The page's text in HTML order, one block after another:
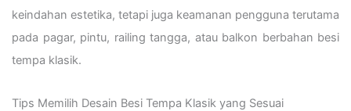
keindahan estetika, tetapi juga keamanan pengguna terutama
pada pagar, pintu, railing tangga, atau balkon berbahan besi
tempa klasik.
Tips Memilih Desain Besi Tempa Klasik yang Sesuai